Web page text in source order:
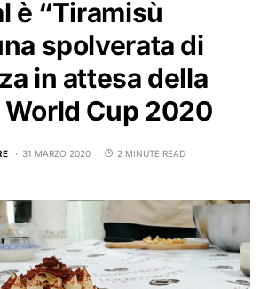
è “Tiramisù
spolverata di
in attesa della
Cup 2020
31 MARZO 2020 2 MINUTE READ